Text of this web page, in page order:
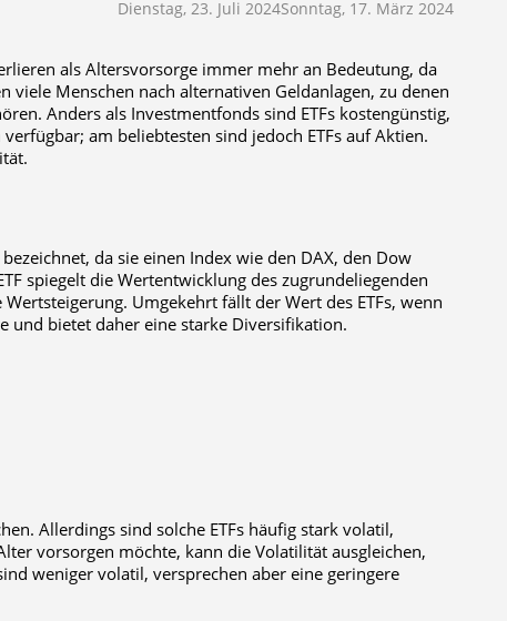
Dienstag, 23. Juli 2024Sonntag, 17. März 2024
als Altersvorsorge immer mehr an Bedeutung, da
Menschen nach alternativen Geldanlagen, zu denen
Anders als Investmentfonds sind ETFs kostengünstig,
am beliebtesten sind jedoch ETFs auf Aktien.
da sie einen Index wie den DAX, den Dow
spiegelt die Wertentwicklung des zugrundeliegenden
Umgekehrt fällt der Wert des ETFs, wenn
und bietet daher eine starke Diversifikation.
Allerdings sind solche ETFs häufig stark volatil,
vorsorgen möchte, kann die Volatilität ausgleichen,
weniger volatil, versprechen aber eine geringere